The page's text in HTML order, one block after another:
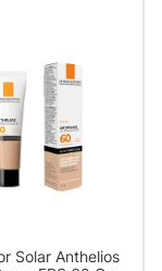
Solar Anthelios